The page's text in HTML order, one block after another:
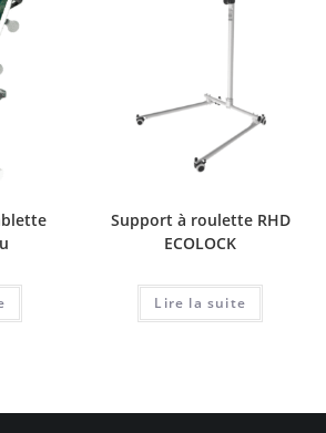
Support à roulette RHD
ECOLOCK
Lire la suite